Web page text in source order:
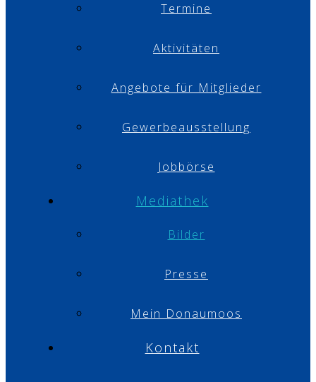
Termine
Aktivitäten
Angebote für Mitglieder
Gewerbeausstellung
Jobbörse
Mediathek
Bilder
Presse
Mein Donaumoos
Kontakt